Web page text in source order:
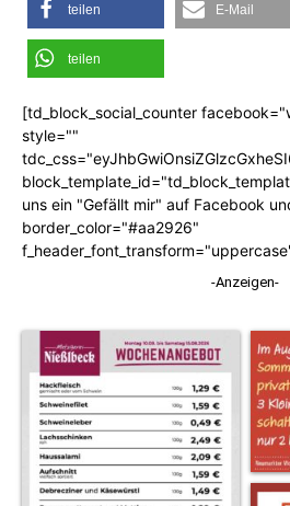
teilen E-Mail
teilen
[td_block_social_counter
style=""
uns ein "Gefällt mir" auf Facebook
border_color="#aa2926"
-Anzeigen-